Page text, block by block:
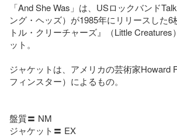
「And She Was」は、USロックバンド
ング・ヘッズ）が1985年にリリースした6
トル・クリーチャーズ』（Little Creatures
ット。
ジャケットは、アメリカの芸術家Howard
フィンスター）によるもの。
盤質〓 NM
ジャケット〓 EX